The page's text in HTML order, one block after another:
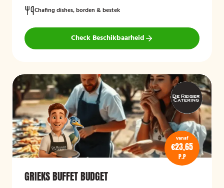
Chafing dishes, borden & bestek
Check Beschikbaarheid
vanaf
€23,65
P.P
GRIEKS BUFFET BUDGET